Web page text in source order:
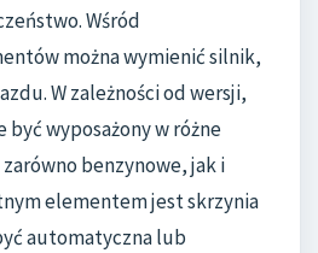
Wśród
można wymienić silnik,
W zależności od wersji,
być wyposażony w różne
benzynowe, jak i
elementem jest skrzynia
automatyczna lub